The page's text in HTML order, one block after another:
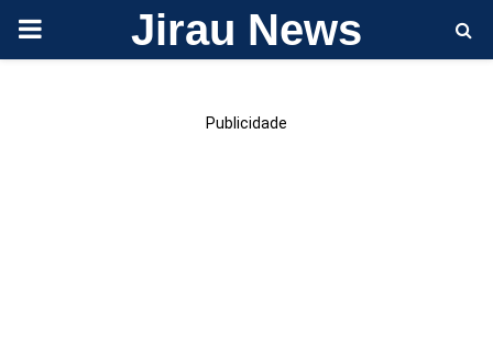
PRIMARY Jirau News
Publicidade